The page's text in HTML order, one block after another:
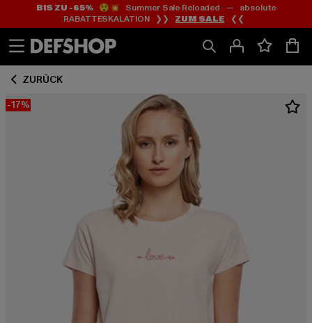
Zum
Inhalt
springen
Zum
Fußzeile
springen
BIS ZU -65%😲💥 Summer Sale Reloaded — absolute
RABATTESKALATION ❯❯ ZUM SALE ❮❮
ZURÜCK
-17%